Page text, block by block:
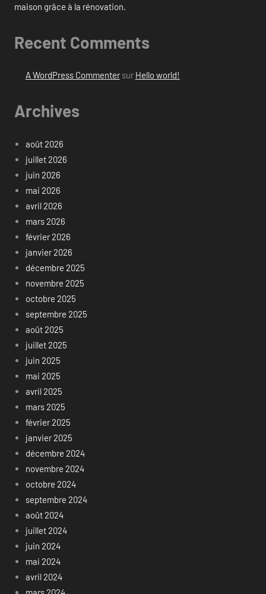
maison grâce à la rénovation.
Recent Comments
A WordPress Commentersur Hello world!
Archives
août 2026
juillet 2026
juin 2026
mai 2026
avril 2026
mars 2026
février 2026
janvier 2026
décembre 2025
novembre 2025
octobre 2025
septembre 2025
août 2025
juillet 2025
juin 2025
mai 2025
avril 2025
mars 2025
février 2025
janvier 2025
décembre 2024
novembre 2024
octobre 2024
septembre 2024
août 2024
juillet 2024
juin 2024
mai 2024
avril 2024